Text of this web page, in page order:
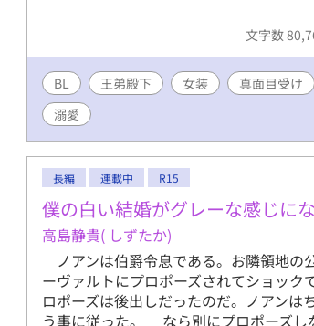
文字数
BL 王弟殿下 女装 真面目受け
溺愛
長編 連載中 R15
僕の白い結婚がグレーな感じに
高島静貴( しずたか)
ノアンは伯爵令息である。お隣領地の
ーヴァルトにプロポーズされてショッ
ロポーズは後出しだったのだ。ノアン
う事に従った。 なら別にプロポーズ